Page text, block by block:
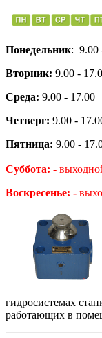
Понедельник: 9.00
Вторник: 9.00 -
Среда: 9.00 - 17.00
Четверг: 9.00 -
Пятница: 9.00 -
Суббота: -
Воскресенье: -
гидросистемах
работающих в